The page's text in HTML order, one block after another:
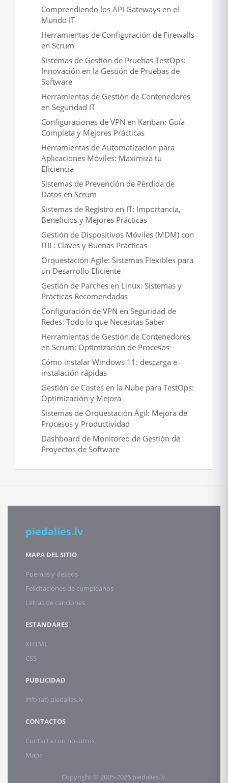
Comprendiendo los API Gateways en el
Mundo IT
Herramientas de Configuración de Firewalls
en Scrum
Sistemas de Gestión de Pruebas TestOps:
Innovación en la Gestión de Pruebas de
Software
Herramientas de Gestión de Contenedores
en Seguridad IT
Configuraciones de VPN en Kanban: Guía
Completa y Mejores Prácticas
Herramientas de Automatización para
Aplicaciones Móviles: Maximiza tu
Eficiencia
Sistemas de Prevención de Pérdida de
Datos en Scrum
Sistemas de Registro en IT: Importancia,
Beneficios y Mejores Prácticas
Gestión de Dispositivos Móviles (MDM) con
ITIL: Claves y Buenas Prácticas
Orquestación Agile: Sistemas Flexibles para
un Desarrollo Eficiente
Gestión de Parches en Linux: Sistemas y
Prácticas Recomendadas
Configuración de VPN en Seguridad de
Redes: Todo lo que Necesitas Saber
Herramientas de Gestión de Contenedores
en Scrum: Optimización de Procesos
Cómo instalar Windows 11: descarga e
instalación rápidas
Gestión de Costes en la Nube para TestOps:
Optimización y Mejora
Sistemas de Orquestación Ágil: Mejora de
Procesos y Productividad
Dashboard de Monitoreo de Gestión de
Proyectos de Software
piedalies.lv
MAPA DEL SITIO
Poemas y deseos
Felicitaciones de cumpleanos
Letras de canciones
ESTANDARES
XHTML
CSS
PUBLICIDAD
info (at) piedalies.lv
CONTACTOS
Contacta con nosotros
Mapa
Copyright © 2005-2026 piedalies.lv.